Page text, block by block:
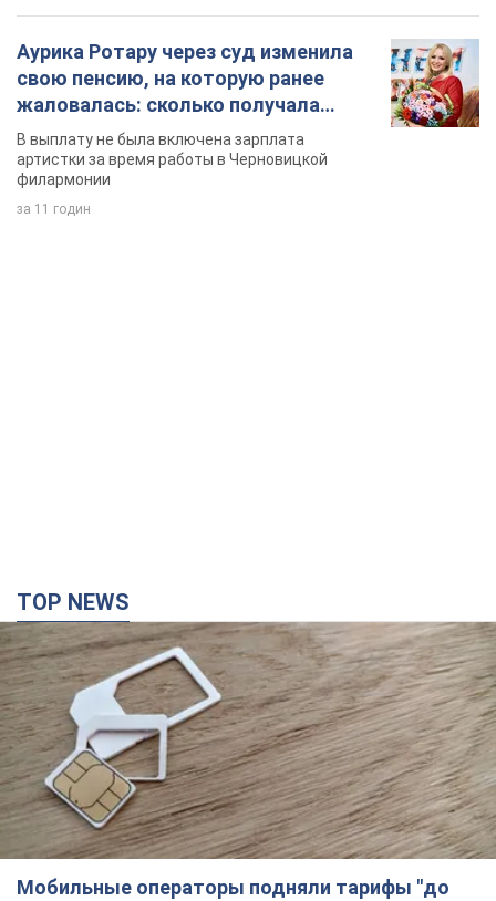
Аурика Ротару через суд изменила
свою пенсию, на которую ранее
жаловалась: сколько получала
певица
В выплату не была включена зарплата
артистки за время работы в Черновицкой
филармонии
за 11 годин
TOP NEWS
Мобильные операторы подняли тарифы "до